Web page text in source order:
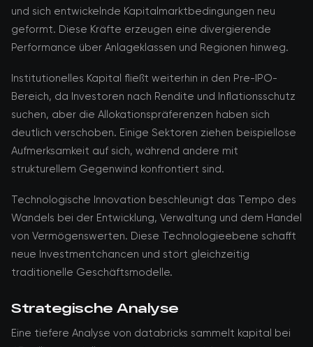
und sich entwickelnde Kapitalmarktbedingungen neu
geformt. Diese Kräfte erzeugen eine divergierende
Performance über Anlageklassen und Regionen hinweg.
Institutionelles Kapital fließt weiterhin in den Pre-IPO-
Bereich, da Investoren nach Rendite und Inflationsschutz
suchen, aber die Allokationspräferenzen haben sich
deutlich verschoben. Einige Sektoren ziehen beispiellose
Aufmerksamkeit auf sich, während andere mit
strukturellem Gegenwind konfrontiert sind.
Technologische Innovation beschleunigt das Tempo des
Wandels bei der Entwicklung, Verwaltung und dem Handel
von Vermögenswerten. Diese Technologieebene schafft
neue Investmentchancen und stört gleichzeitig
traditionelle Geschäftsmodelle.
Strategische Analyse
Eine tiefere Analyse von databricks sammelt kapital bei